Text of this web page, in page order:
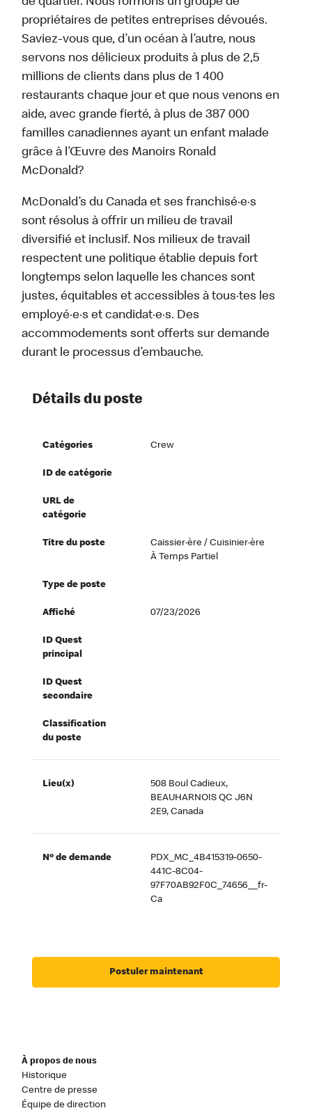
propriétaires de petites entreprises dévoués.
Saviez-vous que, d’un océan à l’autre, nous
servons nos délicieux produits à plus de 2,5
millions de clients dans plus de 1 400
restaurants chaque jour et que nous venons en
aide, avec grande fierté, à plus de 387 000
familles canadiennes ayant un enfant malade
grâce à l’Œuvre des Manoirs Ronald
McDonald?
McDonald’s du Canada et ses franchisé·e·s
sont résolus à offrir un milieu de travail
diversifié et inclusif. Nos milieux de travail
respectent une politique établie depuis fort
longtemps selon laquelle les chances sont
justes, équitables et accessibles à tous·tes les
employé·e·s et candidat·e·s. Des
accommodements sont offerts sur demande
durant le processus d’embauche.
Détails du poste
Catégories Crew
ID de catégorie
URL de
catégorie
Titre du poste
Caissier·ère / Cuisinier·ère
À Temps Partiel
Type de poste
Affiché 07/23/2026
ID Quest
principal
ID Quest
secondaire
Classification
du poste
Lieu(x)
508 Boul Cadieux,
BEAUHARNOIS QC J6N
2E9, Canada
Nº de demande
PDX_MC_4B415319-0650-
441C-8C04-
97F70AB92F0C_74656__fr-
Ca
Postuler maintenant
À propos de nous
Historique
Centre de presse
Équipe de direction